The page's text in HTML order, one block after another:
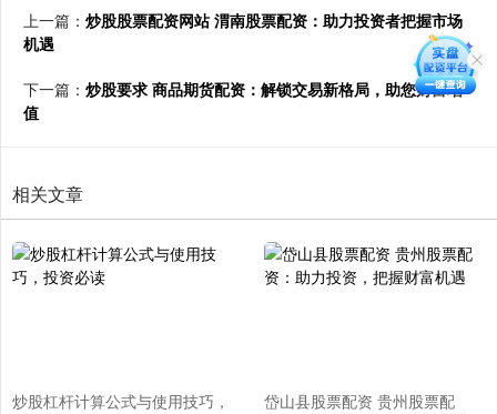
上一篇： 炒股股票配资网站 渭南股票配资：助力投资者把握市场
机遇
下一篇： 炒股要求 商品期货配资：解锁交易新格局，助您财富增
值
相关文章
炒股杠杆计算公式与使用技巧，
岱山县股票配资 贵州股票配